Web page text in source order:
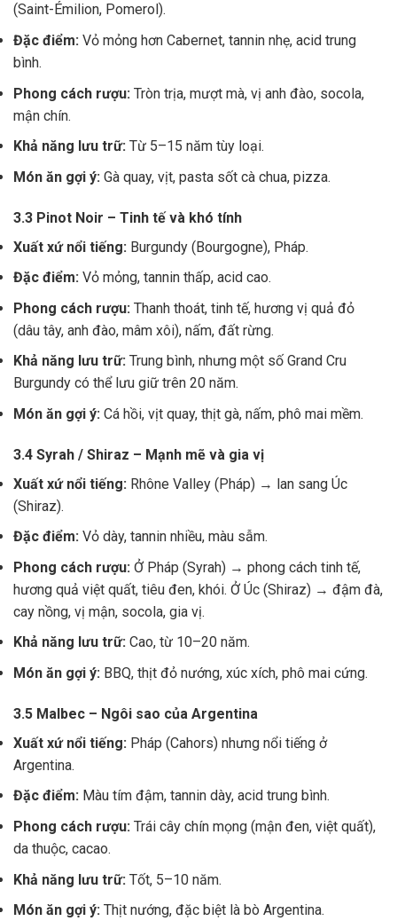
(Saint-Émilion, Pomerol).
Đặc điểm: Vỏ mỏng hơn Cabernet, tannin nhẹ, acid trung
bình.
Phong cách rượu: Tròn trịa, mượt mà, vị anh đào, socola,
mận chín.
Khả năng lưu trữ: Từ 5–15 năm tùy loại.
Món ăn gợi ý: Gà quay, vịt, pasta sốt cà chua, pizza.
3.3 Pinot Noir – Tinh tế và khó tính
Xuất xứ nổi tiếng: Burgundy (Bourgogne), Pháp.
Đặc điểm: Vỏ mỏng, tannin thấp, acid cao.
Phong cách rượu: Thanh thoát, tinh tế, hương vị quả đỏ
(dâu tây, anh đào, mâm xôi), nấm, đất rừng.
Khả năng lưu trữ: Trung bình, nhưng một số Grand Cru
Burgundy có thể lưu giữ trên 20 năm.
Món ăn gợi ý: Cá hồi, vịt quay, thịt gà, nấm, phô mai mềm.
3.4 Syrah / Shiraz – Mạnh mẽ và gia vị
Xuất xứ nổi tiếng: Rhône Valley (Pháp) → lan sang Úc
(Shiraz).
Đặc điểm: Vỏ dày, tannin nhiều, màu sẫm.
Phong cách rượu: Ở Pháp (Syrah) → phong cách tinh tế,
hương quả việt quất, tiêu đen, khói. Ở Úc (Shiraz) → đậm đà,
cay nồng, vị mận, socola, gia vị.
Khả năng lưu trữ: Cao, từ 10–20 năm.
Món ăn gợi ý: BBQ, thịt đỏ nướng, xúc xích, phô mai cứng.
3.5 Malbec – Ngôi sao của Argentina
Xuất xứ nổi tiếng: Pháp (Cahors) nhưng nổi tiếng ở
Argentina.
Đặc điểm: Màu tím đậm, tannin dày, acid trung bình.
Phong cách rượu: Trái cây chín mọng (mận đen, việt quất),
da thuộc, cacao.
Khả năng lưu trữ: Tốt, 5–10 năm.
Món ăn gợi ý: Thịt nướng, đặc biệt là bò Argentina.